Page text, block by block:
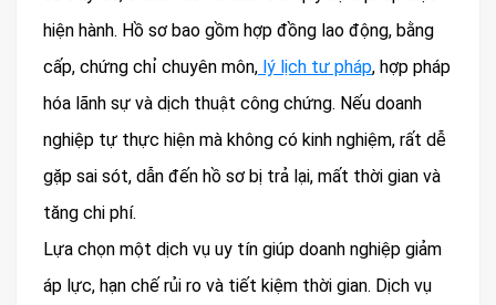
hiện hành. Hồ sơ bao gồm hợp đồng lao động, bằng
cấp, chứng chỉ chuyên môn, lý lịch tư pháp, hợp pháp
hóa lãnh sự và dịch thuật công chứng. Nếu doanh
nghiệp tự thực hiện mà không có kinh nghiệm, rất dễ
gặp sai sót, dẫn đến hồ sơ bị trả lại, mất thời gian và
tăng chi phí.
Lựa chọn một dịch vụ uy tín giúp doanh nghiệp giảm
áp lực, hạn chế rủi ro và tiết kiệm thời gian. Dịch vụ